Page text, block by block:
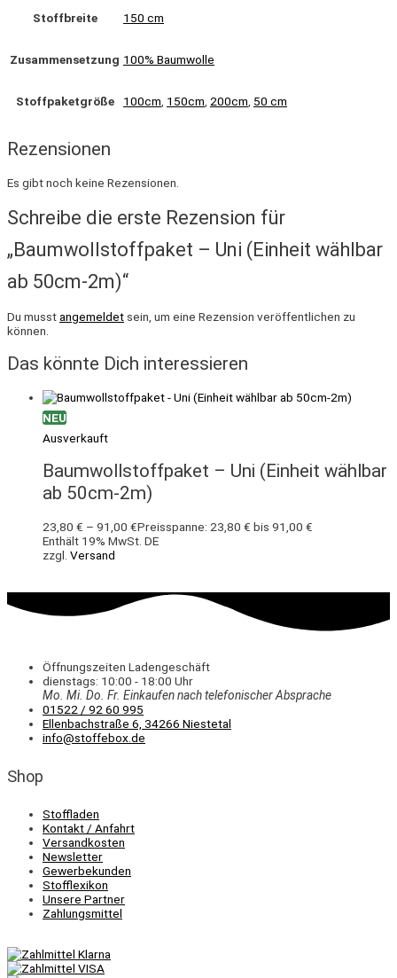
Stoffbreite 150 cm
Zusammensetzung 100% Baumwolle
Stoffpaketgröße 100cm, 150cm, 200cm, 50 cm
Rezensionen
Es gibt noch keine Rezensionen.
Schreibe die erste Rezension für
„Baumwollstoffpaket – Uni (Einheit wählbar
ab 50cm-2m)“
Du musstangemeldet sein, um eine Rezension veröffentlichen zu
können.
Das könnte Dich interessieren
NEU
Ausverkauft
Baumwollstoffpaket – Uni (Einheit wählbar
ab 50cm-2m)
23,80 € – 91,00 €Preisspanne: 23,80 € bis 91,00 €
Enthält 19% MwSt. DE
zzgl. Versand
Öffnungszeiten Ladengeschäft
dienstags: 10:00 - 18:00 Uhr
Mo. Mi. Do. Fr. Einkaufennach telefonischer Absprache
01522 / 92 60 995
Ellenbachstraße 6, 34266 Niestetal
info@stoffebox.de
Shop
Stoffladen
Kontakt / Anfahrt
Versandkosten
Newsletter
Gewerbekunden
Stofflexikon
Unsere Partner
Zahlungsmittel